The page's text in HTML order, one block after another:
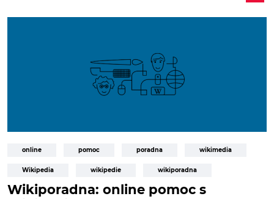
online pomoc poradna wikimedia
Wikipedia wikipedie wikiporadna
Wikiporadna: online pomoc s